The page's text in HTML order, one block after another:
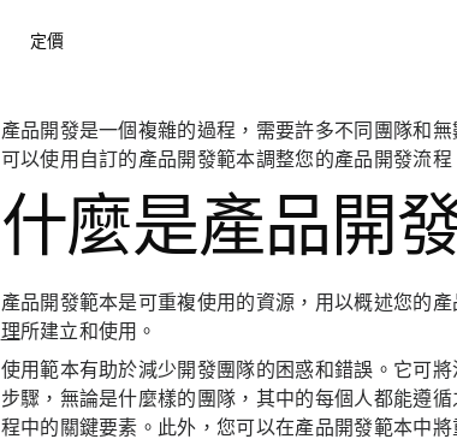
定價
聯絡銷售部 檢
產品開發是一個複雜的過程，需要許多不同團隊和
可以使用自訂的產品開發範本調整您的產品開發流
什麼是產品開
產品開發範本是可重複使用的資源，用以概述您的
理所建立和使用。
使用範本有助於減少開發團隊的困惑和錯誤。它可
步驟，無論是什麼樣的團隊，其中的每個人都能遵
程中的關鍵要素。此外，您可以在產品開發範本中